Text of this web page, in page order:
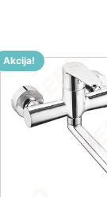
Akcija!